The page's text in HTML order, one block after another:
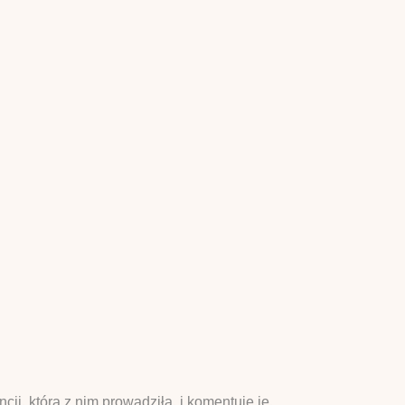
którą z nim prowadziła, i komentuje je.